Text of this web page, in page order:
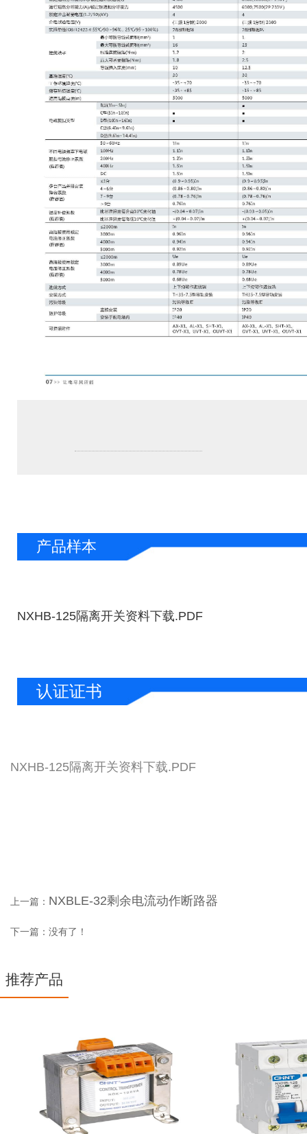
产品样本
NXHB-125隔离开关资料下载.PDF
认证证书
NXHB-125隔离开关资料下载.PDF
上一篇： NXBLE-32剩余电流动作断路器
下一篇：没有了！
推荐产品